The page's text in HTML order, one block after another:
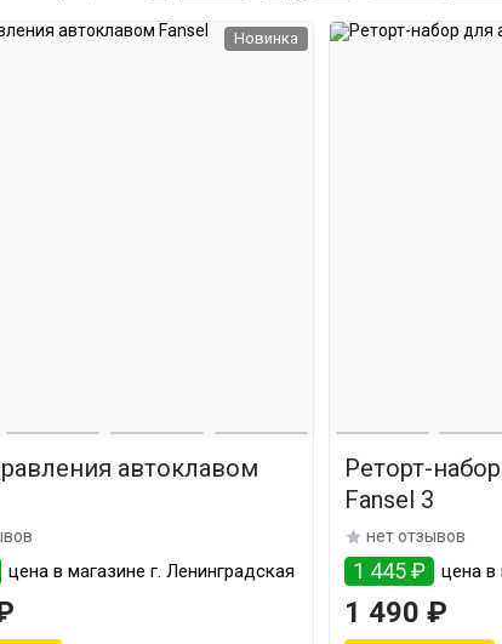
Новинка
автоклавом
цена в магазине г. Ленинградская
Реторт-
Fansel 3
нет отзывов
1 445 ₽ цена в
1 490 ₽